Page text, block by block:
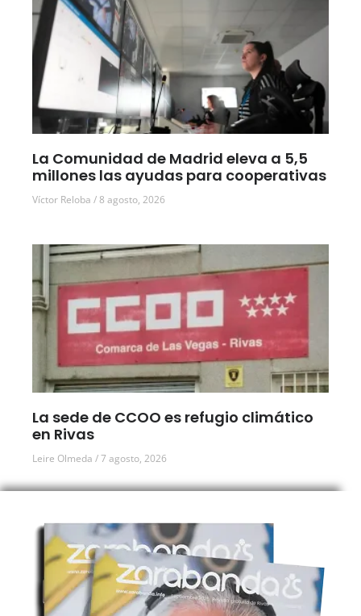
La Comunidad de Madrid eleva a 5,5
millones las ayudas para cooperativas
Víctor Reloba 8 agosto, 2026
La sede de CCOO es refugio climático
en Rivas
Leire Olmeda 7 agosto, 2026